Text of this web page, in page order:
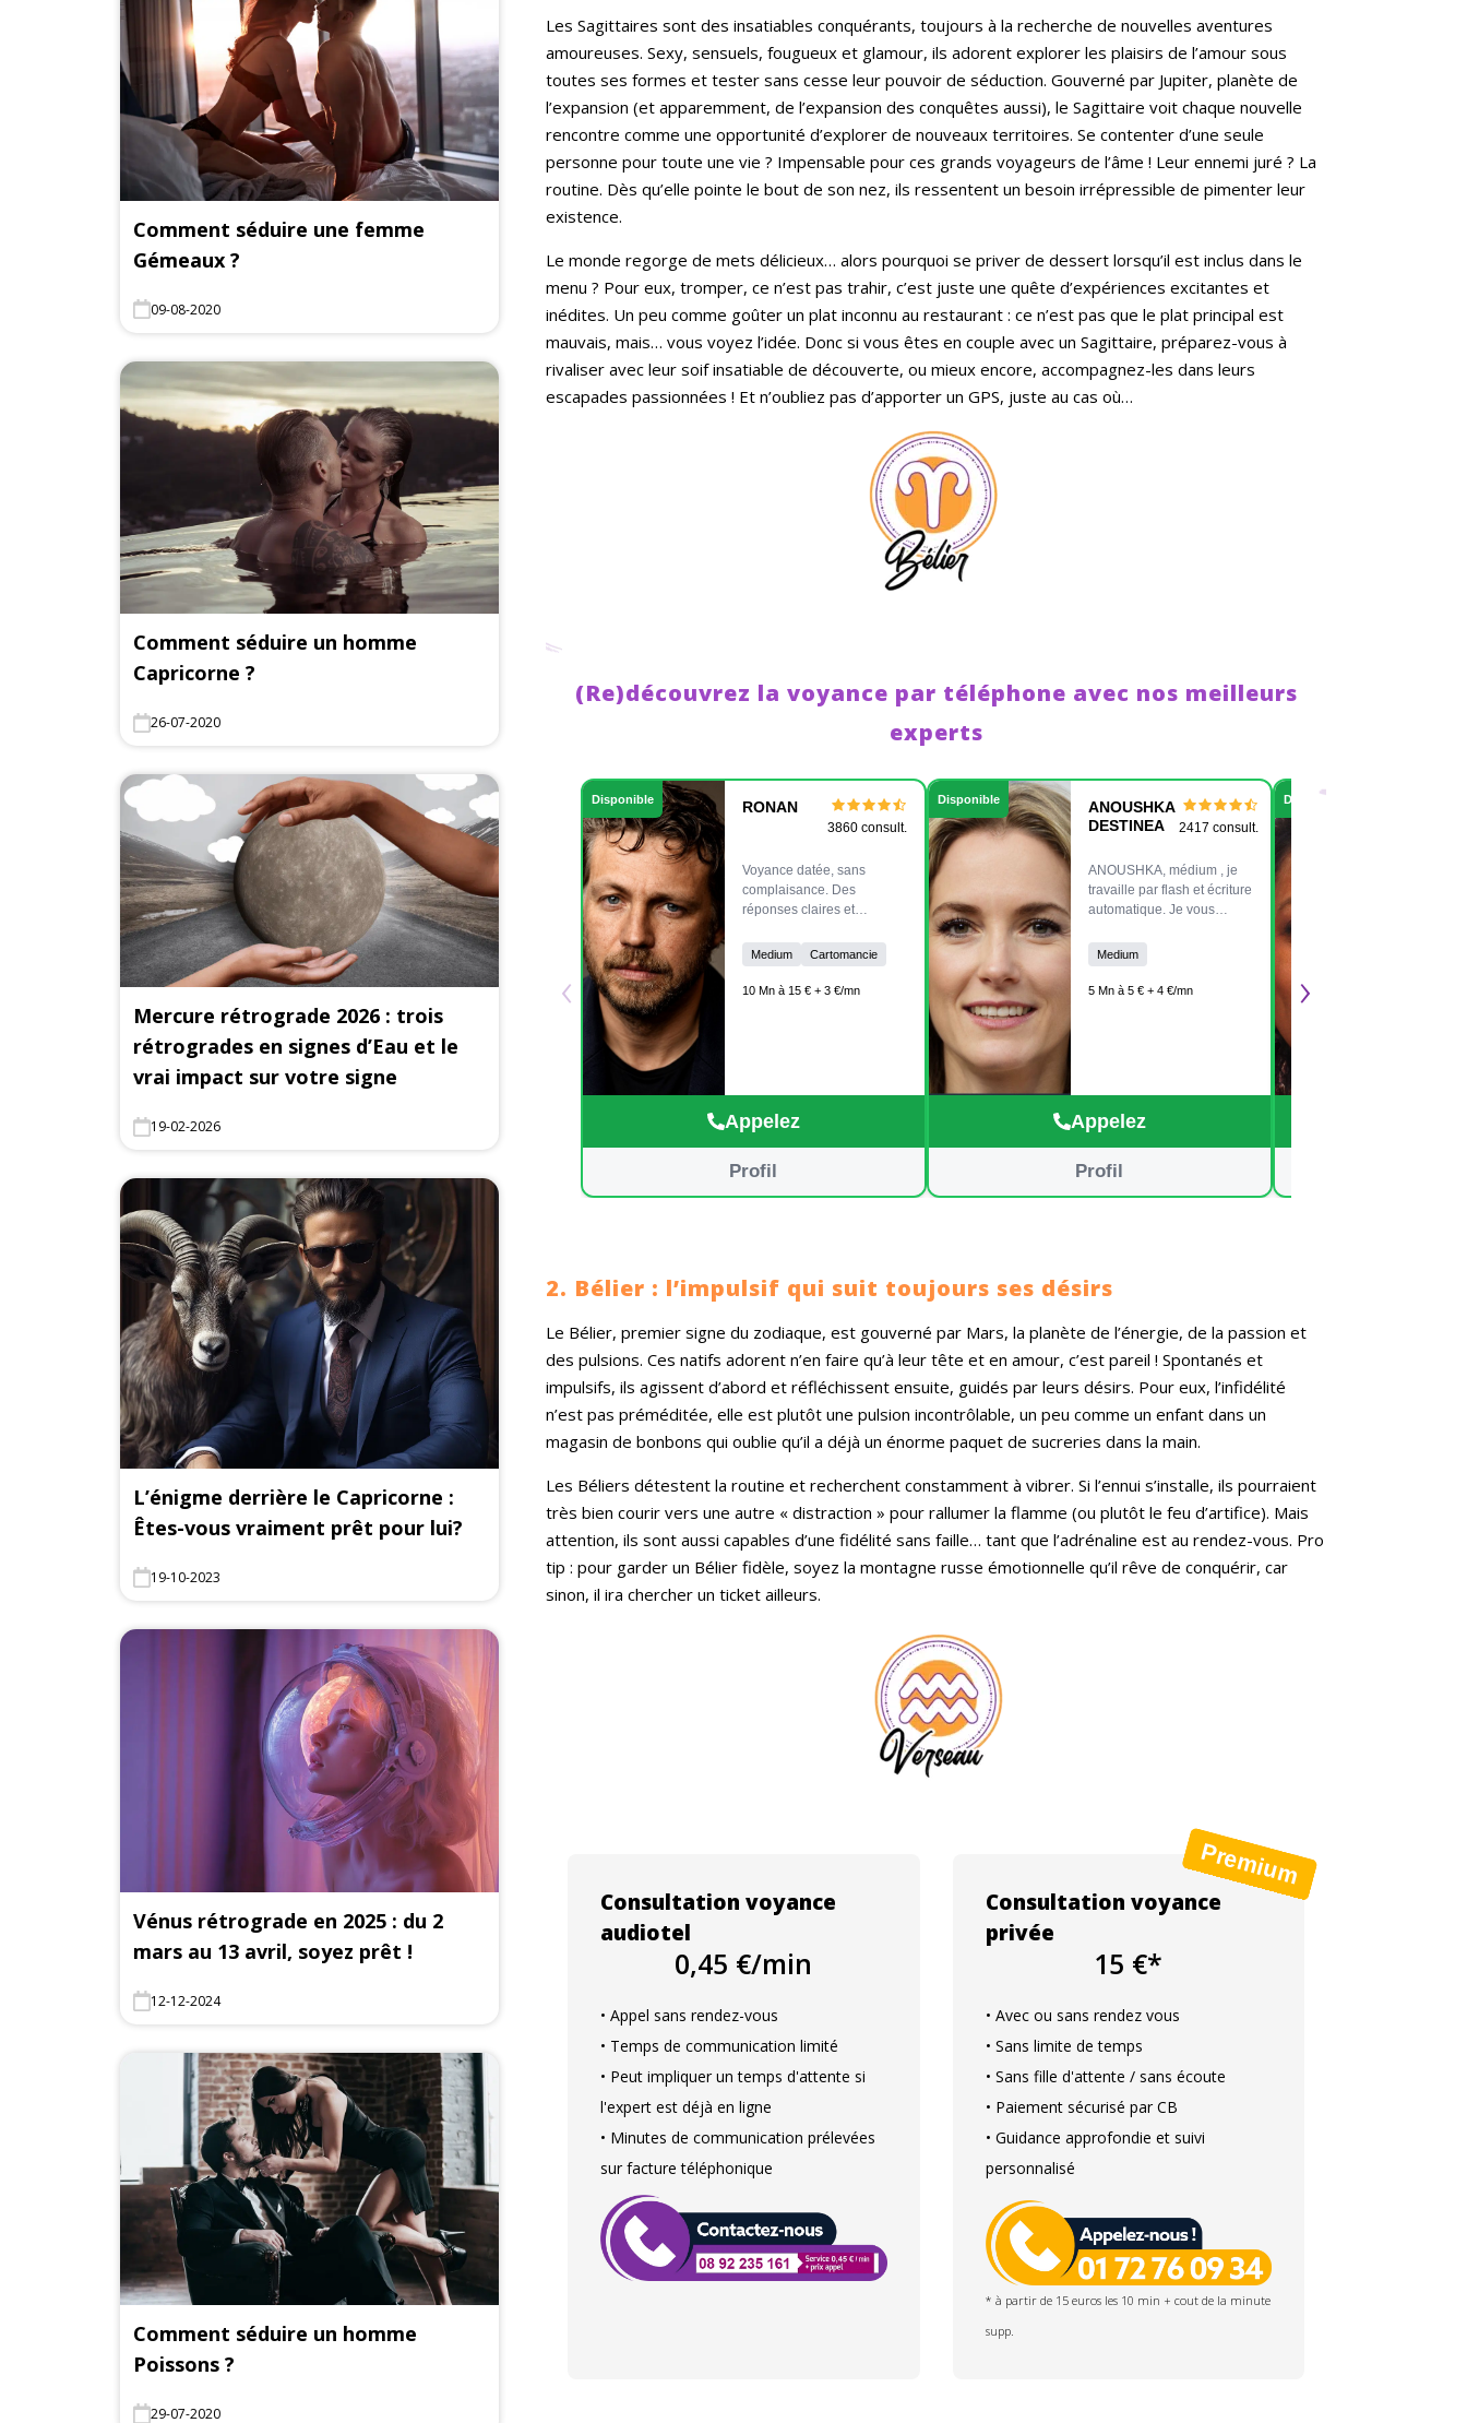
Comment séduire une femme
Gémeaux ?
09-08-2020
Comment séduire un homme
Capricorne ?
26-07-2020
Mercure rétrograde 2026 : trois
rétrogrades en signes d’Eau et le
vrai impact sur votre signe
19-02-2026
L’énigme derrière le Capricorne :
Êtes-vous vraiment prêt pour lui?
19-10-2023
Vénus rétrograde en 2025 : du 2
mars au 13 avril, soyez prêt !
12-12-2024
Comment séduire un homme
Poissons ?
29-07-2020
Les Sagittaires sont des insatiables conquérants, toujours à la recherche de nouvelles aventures
amoureuses. Sexy, sensuels, fougueux et glamour, ils adorent explorer les plaisirs de l’amour sous
toutes ses formes et tester sans cesse leur pouvoir de séduction. Gouverné par Jupiter, planète de
l’expansion (et apparemment, de l’expansion des conquêtes aussi), le Sagittaire voit chaque nouvelle
rencontre comme une opportunité d’explorer de nouveaux territoires. Se contenter d’une seule
personne pour toute une vie ? Impensable pour ces grands voyageurs de l’âme ! Leur ennemi juré ? La
routine. Dès qu’elle pointe le bout de son nez, ils ressentent un besoin irrépressible de pimenter leur
existence.
Le monde regorge de mets délicieux… alors pourquoi se priver de dessert lorsqu’il est inclus dans le
menu ? Pour eux, tromper, ce n’est pas trahir, c’est juste une quête d’expériences excitantes et
inédites. Un peu comme goûter un plat inconnu au restaurant : ce n’est pas que le plat principal est
mauvais, mais… vous voyez l’idée. Donc si vous êtes en couple avec un Sagittaire, préparez-vous à
rivaliser avec leur soif insatiable de découverte, ou mieux encore, accompagnez-les dans leurs
escapades passionnées ! Et n’oubliez pas d’apporter un GPS, juste au cas où…
(Re)découvrez la voyance par téléphone avec nos meilleurs
experts
‹
Disponible RONAN
3860 consult.
Voyance datée, sans
complaisance. Des
réponses claires et
les plus profondes.
Découvrez votre chemin et
trouvez la paix intérieure.
Medium Cartomancie
10 Mn à 15 € + 3 €/mn
Appelez
Profil
Disponible
ANOUSHKA
DESTINEA
2417 consult.
ANOUSHKA, médium , je
travaille par flash et écriture
automatique. Je vous
précises sur le plan privé et
professionnel. C'est
l'occasion de la mise en
Medium
5 Mn à 5 € + 4 €/mn
Appelez
Profil
Disponible
›
2. Bélier : l’impulsif qui suit toujours ses désirs
Le Bélier, premier signe du zodiaque, est gouverné par Mars, la planète de l’énergie, de la passion et
des pulsions. Ces natifs adorent n’en faire qu’à leur tête et en amour, c’est pareil ! Spontanés et
impulsifs, ils agissent d’abord et réfléchissent ensuite, guidés par leurs désirs. Pour eux, l’infidélité
n’est pas préméditée, elle est plutôt une pulsion incontrôlable, un peu comme un enfant dans un
magasin de bonbons qui oublie qu’il a déjà un énorme paquet de sucreries dans la main.
Les Béliers détestent la routine et recherchent constamment à vibrer. Si l’ennui s’installe, ils pourraient
très bien courir vers une autre « distraction » pour rallumer la flamme (ou plutôt le feu d’artifice). Mais
attention, ils sont aussi capables d’une fidélité sans faille… tant que l’adrénaline est au rendez-vous. Pro
tip : pour garder un Bélier fidèle, soyez la montagne russe émotionnelle qu’il rêve de conquérir, car
sinon, il ira chercher un ticket ailleurs.
Consultation voyance
audiotel
0,45 €/min
• Appel sans rendez-vous
• Temps de communication limité
• Peut impliquer un temps d'attente si
l'expert est déjà en ligne
• Minutes de communication prélevées
sur facture téléphonique
Consultation voyance
privée
15 €*
• Avec ou sans rendez vous
• Sans limite de temps
• Sans fille d'attente / sans écoute
• Paiement sécurisé par CB
• Guidance approfondie et suivi
personnalisé
* à partir de 15 euros les 10 min + cout de la minute
supp.